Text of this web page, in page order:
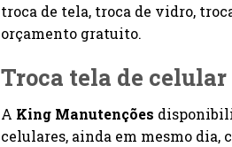
troca de tela, troca de vidro,
orçamento gratuito.
Troca tela de celular
A King Manutenções
celulares, ainda em mesmo dia,